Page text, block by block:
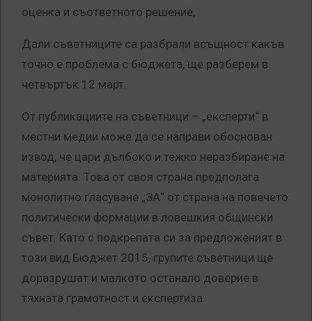
оценка и съответното решение,
Дали съветниците са разбрали всъщност какъв
точно е проблема с бюджета, ще разберем в
четвъртък 12 март.
От публикациите на съветници – „експерти“ в
местни медии може да се направи обоснован
извод, че цари дълбоко и тежко неразбиране на
материята. Това от своя страна предполага
монолитно гласуване „ЗА“ от страна на повечето
политически формации в ловешкия общински
съвет. Като с подкрепата си за предложеният в
този вид Бюджет 2015, групите съветници ще
доразрушат и малкото останало доверие в
тяхната грамотност и експертиза.